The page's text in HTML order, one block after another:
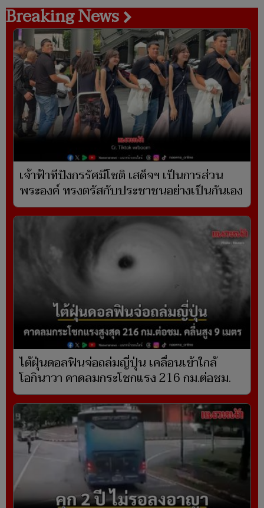
Breaking News
เจ้าฟ้าทีปังกรรัศมีโชติ เสด็จฯ เป็นการส่วน
พระองค์ ทรงตรัสกับประชาชนอย่างเป็นกันเอง
ไต้ฝุ่นดอลฟินจ่อถล่มญี่ปุ่น เคลื่อนเข้าใกล้
โอกินาวา คาดลมกระโชกแรง 216 กม.ต่อชม.